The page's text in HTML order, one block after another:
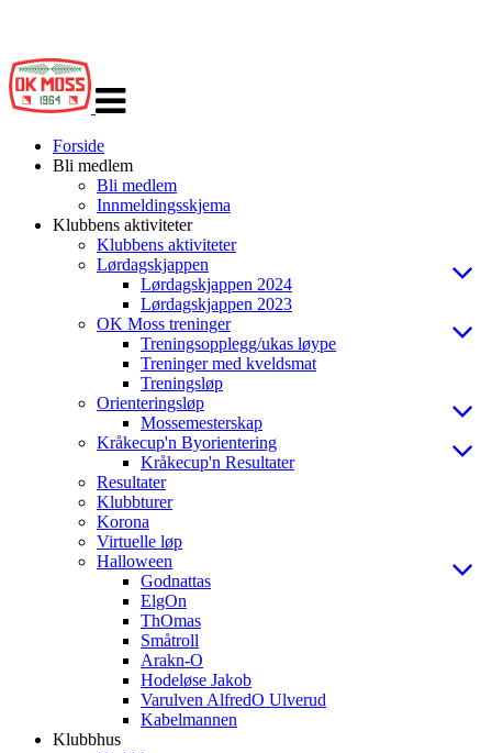
navigasjon
Forside
Bli medlem
Bli medlem
Innmeldingsskjema
Klubbens aktiviteter
Klubbens aktiviteter
Lørdagskjappen
Lørdagskjappen 2024
Lørdagskjappen 2023
OK Moss treninger
Treningsopplegg/ukas løype
Treninger med kveldsmat
Treningsløp
Orienteringsløp
Mossemesterskap
Kråkecup'n Byorientering
Kråkecup'n Resultater
Resultater
Klubbturer
Korona
Virtuelle løp
Halloween
Godnattas
ElgOn
ThOmas
Småtroll
Arakn-O
Hodeløse Jakob
Varulven AlfredO Ulverud
Kabelmannen
Klubbhus